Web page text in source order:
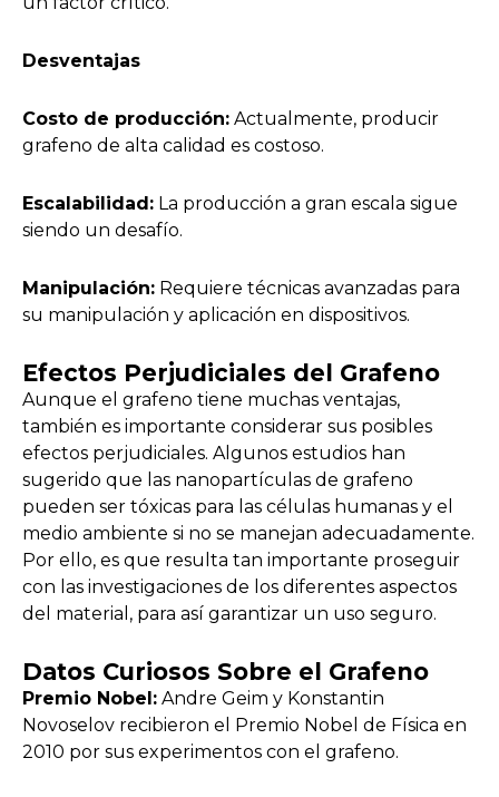
Desventajas
Costo de producción: Actualmente, producir
grafeno de alta calidad es costoso.
Escalabilidad: La producción a gran escala sigue
siendo un desafío.
Manipulación: Requiere técnicas avanzadas para
su manipulación y aplicación en dispositivos.
Efectos Perjudiciales del Grafeno
Aunque el grafeno tiene muchas ventajas,
también es importante considerar sus posibles
efectos perjudiciales. Algunos estudios han
sugerido que las nanopartículas de grafeno
pueden ser tóxicas para las células humanas y el
medio ambiente si no se manejan adecuadamente.
Por ello, es que resulta tan importante proseguir
con las investigaciones de los diferentes aspectos
del material, para así garantizar un uso seguro.
Datos Curiosos Sobre el Grafeno
Premio Nobel: Andre Geim y Konstantin
Novoselov recibieron el Premio Nobel de Física en
2010 por sus experimentos con el grafeno.